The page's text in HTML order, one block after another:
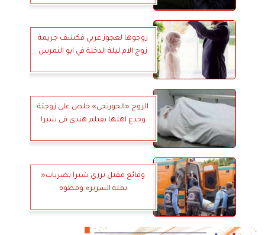
زوجوها لعجوز عربي فكشف جريمة
زوج الام ليلة الدخلة في ابو النمرس
الزوج «الحورتجي» خلص علي زوجتة
وخدع اهلها بفيلم هندي في شبرا
وقائع مقتل ترزي شبرا بضربات«
بملة السرير» ومطوة